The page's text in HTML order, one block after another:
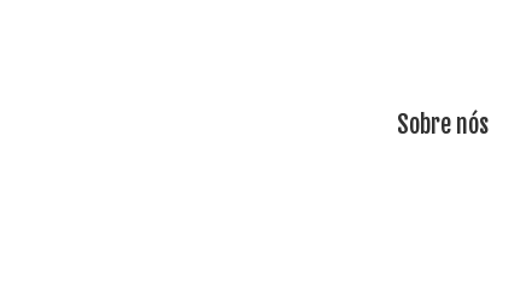
Sobre nós